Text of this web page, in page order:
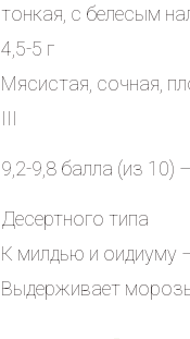
тонкая, с белесым
4,5-5 г
Мясистая, сочная,
III
9,2-9,8 балла (из 10)
Десертного типа
К милдью и оидиуму
Выдерживает